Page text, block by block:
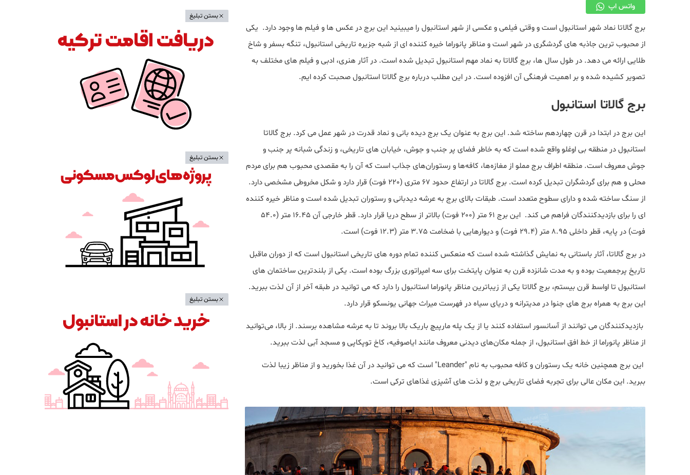
واتس اپ
برج گالاتا نماد شهر استانبول است و وقتی فیلمی و عکسی از شهر استانبول را میبینید این برج در عکس ها و فیلم ها وجود دارد. یکی
از محبوب ترین جاذبه های گردشگری در شهر است و مناظر پانوراما خیره کننده ای از شبه جزیره تاریخی استانبول، تنگه بسفر و شاخ
طلایی ارائه می دهد. در طول سال ها، برج گالاتا به نماد مهم استانبول تبدیل شده است. در آثار هنری، ادبی و فیلم های مختلف به
تصویر کشیده شده و بر اهمیت فرهنگی آن افزوده است. در این مطلب درباره برج گالاتا استانبول صحبت کرده ایم.
برج گالاتا استانبول
این برج در ابتدا در قرن چهاردهم ساخته شد. این برج به عنوان یک برج دیده بانی و نماد قدرت در شهر عمل می کرد. برج گالاتا
استانبول در منطقه بی اوغلو واقع شده است که به خاطر فضای پر جنب و جوش، خیابان های تاریخی، و زندگی شبانه پر جنب و
جوش معروف است. منطقه اطراف برج مملو از مغازه‌ها، کافه‌ها و رستوران‌های جذاب است که آن را به مقصدی محبوب هم برای مردم
محلی و هم برای گردشگران تبدیل کرده است. برج گالاتا در ارتفاع حدود 67 متری (220 فوت) قرار دارد و شکل مخروطی مشخصی دارد.
از سنگ ساخته شده و دارای سطوح متعدد است. طبقات بالای برج به عرشه دیدبانی و رستوران تبدیل شده است و مناظر خیره کننده
ای را برای بازدیدکنندگان فراهم می کند. این برج 61 متر (200 فوت) بالاتر از سطح دریا قرار دارد. قطر خارجی آن 16.45 متر (54.0
فوت) در پایه، قطر داخلی 8.95 متر (29.4 فوت) و دیوارهایی با ضخامت 3.75 متر (12.3 فوت) است.
در برج گالاتا، آثار باستانی به نمایش گذاشته شده است که منعکس کننده تمام دوره های تاریخی استانبول است که از دوران ماقبل
تاریخ پرجمعیت بوده و به مدت شانزده قرن به عنوان پایتخت برای سه امپراتوری بزرگ بوده است. یکی از بلندترین ساختمان های
استانبول تا اواسط قرن بیستم، برج گالاتا یکی از زیباترین مناظر پانوراما استانبول را دارد که می توانید در طبقه آخر از آن لذت ببرید.
این برج به همراه برج های جنوا در مدیترانه و دریای سیاه در فهرست میراث جهانی یونسکو قرار دارد.
بازدیدکنندگان می توانند از آسانسور استفاده کنند یا از یک پله مارپیچ باریک بالا بروند تا به عرشه مشاهده برسند. از بالا، می‌توانید
از مناظر پانوراما از خط افق استانبول، از جمله مکان‌های دیدنی معروف مانند ایاصوفیه، کاخ توپکاپی و مسجد آبی لذت ببرید.
این برج همچنین خانه یک رستوران و کافه محبوب به نام "Leander" است که می توانید در آن غذا بخورید و از مناظر زیبا لذت
ببرید. این مکان عالی برای تجربه فضای تاریخی برج و لذت های آشپزی غذاهای ترکی است.
بستن تبلیغ
بستن تبلیغ
بستن تبلیغ